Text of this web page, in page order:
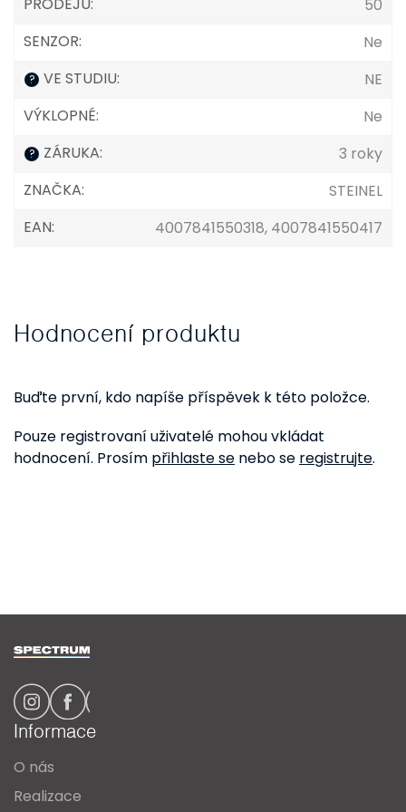
50
SENZOR: Ne
? VE STUDIU:
NE
VÝKLOPNÉ: Ne
? ZÁRUKA:
3 roky
ZNAČKA:
STEINEL
EAN: 4007841550318, 4007841550417
Hodnocení produktu
Buďte první, kdo napíše příspěvek k této položce.
Pouze registrovaní uživatelé mohou vkládat
hodnocení. Prosím přihlaste se nebo se registrujte.
Informace
O nás
Realizace